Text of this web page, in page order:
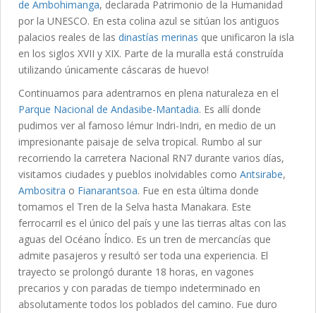
de Ambohimanga, declarada Patrimonio de la Humanidad
por la UNESCO. En esta colina azul se sitúan los antiguos
palacios reales de las dinastías merinas que unificaron la isla
en los siglos XVII y XIX. Parte de la muralla está construída
utilizando únicamente cáscaras de huevo!
Continuamos para adentrarnos en plena naturaleza en el
Parque Nacional de Andasibe-Mantadia. Es allí donde
pudimos ver al famoso lémur Indri-Indri, en medio de un
impresionante paisaje de selva tropical. Rumbo al sur
recorriendo la carretera Nacional RN7 durante varios días,
visitamos ciudades y pueblos inolvidables como Antsirabe,
Ambositra o Fianarantsoa. Fue en esta última donde
tomamos el Tren de la Selva hasta Manakara. Este
ferrocarril es el único del país y une las tierras altas con las
aguas del Océano Índico. Es un tren de mercancías que
admite pasajeros y resultó ser toda una experiencia. El
trayecto se prolongó durante 18 horas, en vagones
precarios y con paradas de tiempo indeterminado en
absolutamente todos los poblados del camino. Fue duro